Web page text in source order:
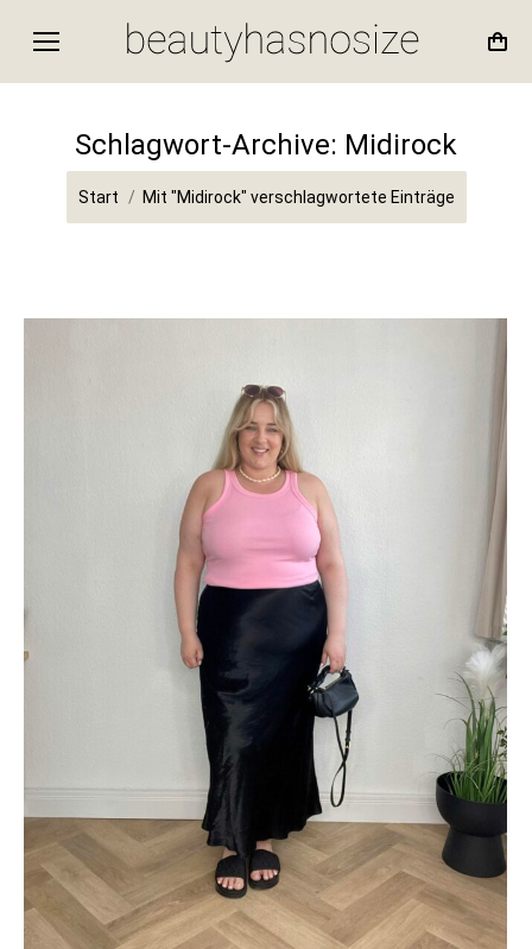
Schlagwort-Archive: Midirock
Sie befinden sich hier:
Start Mit "Midirock" verschlagwortete Einträge